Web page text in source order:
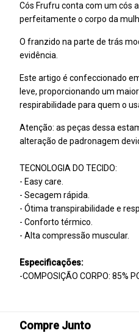
Cós Frufru conta com um cós
perfeitamente o corpo da
O franzido na parte de trás
evidência.
Este artigo é confeccionado
leve, proporcionando um
respirabilidade para quem o
Atenção: as peças dessa
alteração de padronagem
TECNOLOGIA DO TECIDO:
- Easy care.
- Secagem rápida.
- Ótima transpirabilidade e
- Conforto térmico.
- Alta compressão muscular.
Especificações:
-COMPOSIÇÃO CORPO: 85%
Compre Junto